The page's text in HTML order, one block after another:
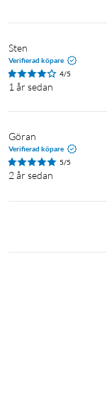
Sten
Verifierad köpare
4/5
1 år sedan
Göran
Verifierad köpare
5/5
2 år sedan